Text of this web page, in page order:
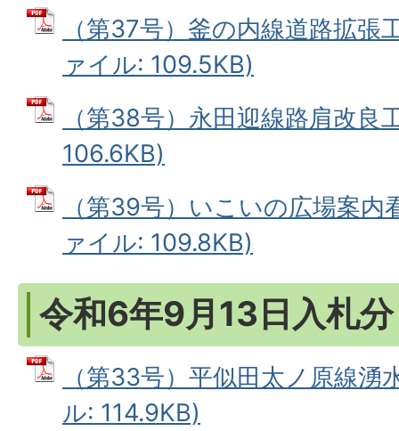
（第37号）釜の内線道路拡張
ァイル: 109.5KB)
（第38号）永田迎線路肩改良
106.6KB)
（第39号）いこいの広場案
ァイル: 109.8KB)
令和6年9月13日入札分
（第33号）平似田太ノ原線
ル: 114.9KB)